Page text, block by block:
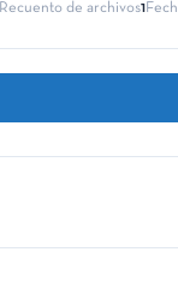
Recuento de archivos1